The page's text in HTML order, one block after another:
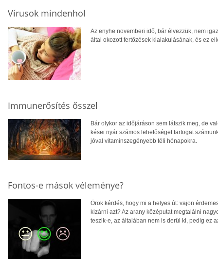
Vírusok mindenhol
Az enyhe novemberi idő, bár élvezzük, nem
által okozott fertőzések kialakulásának, és ez
Immunerősítés ősszel
Bár olykor az időjáráson sem látszik meg, de
kései nyár számos lehetőséget tartogat
jóval vitaminszegényebb téli hónapokra.
Fontos-e mások véleménye?
Örök kérdés, hogy mi a helyes út: vajon
kizárni azt? Az arany középutat megtalálni
teszik-e, az általában nem is derül ki, pedig ez